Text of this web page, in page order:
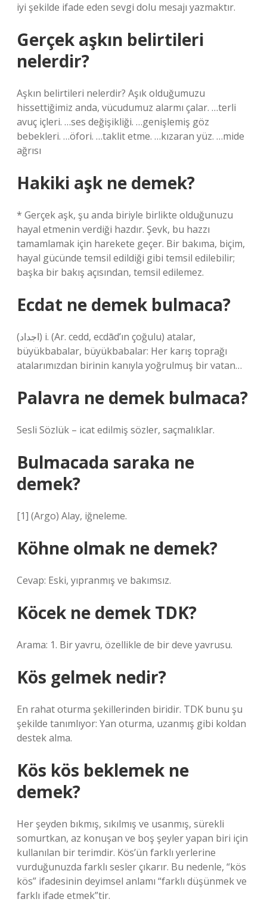
iyi şekilde ifade eden sevgi dolu mesajı yazmaktır.
Gerçek aşkın belirtileri
nelerdir?
Aşkın belirtileri nelerdir? Aşık olduğumuzu
hissettiğimiz anda, vücudumuz alarmı çalar. …terli
avuç içleri. …ses değişikliği. …genişlemiş göz
bebekleri. …öfori. …taklit etme. …kızaran yüz. …mide
ağrısı
Hakiki aşk ne demek?
* Gerçek aşk, şu anda biriyle birlikte olduğunuzu
hayal etmenin verdiği hazdır. Şevk, bu hazzı
tamamlamak için harekete geçer. Bir bakıma, biçim,
hayal gücünde temsil edildiği gibi temsil edilebilir;
başka bir bakış açısından, temsil edilemez.
Ecdat ne demek bulmaca?
(ﺍﺟﺪﺍﺩ) i. (Ar. cedd, ecdād’ın çoğulu) atalar,
büyükbabalar, büyükbabalar: Her karış toprağı
atalarımızdan birinin kanıyla yoğrulmuş bir vatan…
Palavra ne demek bulmaca?
Sesli Sözlük – icat edilmiş sözler, saçmalıklar.
Bulmacada saraka ne
demek?
[1] (Argo) Alay, iğneleme.
Köhne olmak ne demek?
Cevap: Eski, yıpranmış ve bakımsız.
Köcek ne demek TDK?
Arama: 1. Bir yavru, özellikle de bir deve yavrusu.
Kös gelmek nedir?
En rahat oturma şekillerinden biridir. TDK bunu şu
şekilde tanımlıyor: Yan oturma, uzanmış gibi koldan
destek alma.
Kös kös beklemek ne
demek?
Her şeyden bıkmış, sıkılmış ve usanmış, sürekli
somurtkan, az konuşan ve boş şeyler yapan biri için
kullanılan bir terimdir. Kös’ün farklı yerlerine
vurduğunuzda farklı sesler çıkarır. Bu nedenle, “kös
kös” ifadesinin deyimsel anlamı “farklı düşünmek ve
farklı ifade etmek”tir.